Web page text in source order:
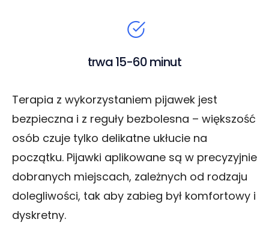
trwa 15-60 minut
Terapia z wykorzystaniem pijawek jest
bezpieczna i z reguły bezbolesna – większość
osób czuje tylko delikatne ukłucie na
początku. Pijawki aplikowane są w precyzyjnie
dobranych miejscach, zależnych od rodzaju
dolegliwości, tak aby zabieg był komfortowy i
dyskretny.